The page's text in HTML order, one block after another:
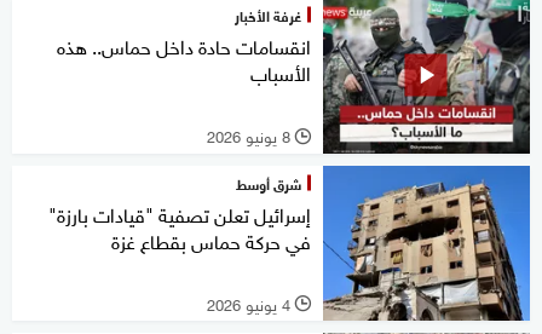
غرفة الأخبار
انقسامات حادة داخل حماس.. هذه
الأسباب
l 8 يونيو 2026
شرق أوسط
إسرائيل تعلن تصفية "قيادات بارزة"
في حركة حماس بقطاع غزة
l 4 يونيو 2026